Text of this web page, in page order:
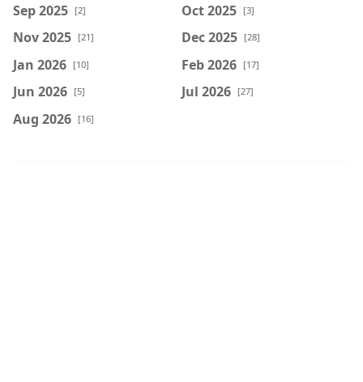
Sep 2025 [2] Oct 2025 [3]
Nov 2025 [21] Dec 2025 [28]
Jan 2026 [10] Feb 2026 [17]
Jun 2026 [5] Jul 2026 [27]
Aug 2026 [16]